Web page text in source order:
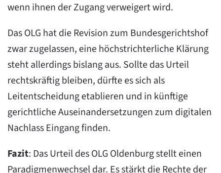
wenn ihnen der Zugang verweigert wird.
Das OLG hat die Revision zum Bundesgerichtshof
zwar zugelassen, eine höchstrichterliche Klärung
steht allerdings bislang aus. Sollte das Urteil
rechtskräftig bleiben, dürfte es sich als
Leitentscheidung etablieren und in künftige
gerichtliche Auseinandersetzungen zum digitalen
Nachlass Eingang finden.
Fazit: Das Urteil des OLG Oldenburg stellt einen
Paradigmenwechsel dar. Es stärkt die Rechte der